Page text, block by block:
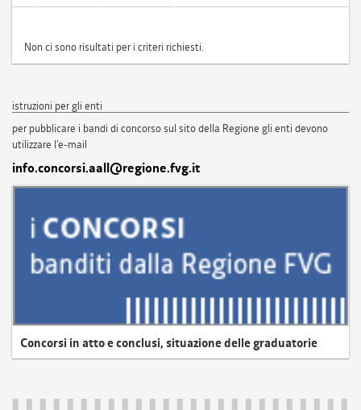
Non ci sono risultati per i criteri richiesti.
istruzioni per gli enti
per pubblicare i bandi di concorso sul sito della Regione gli enti devono
utilizzare l'e-mail
info.concorsi.aall@regione.fvg.it
Concorsi in atto e conclusi, situazione delle graduatorie